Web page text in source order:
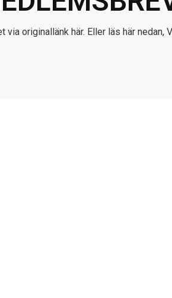
via originallänk här. Eller läs här